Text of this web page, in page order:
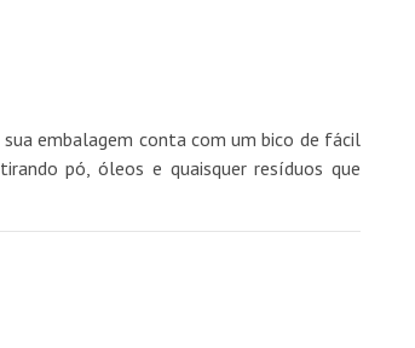
sua embalagem conta com um bico de fácil
pó, óleos e quaisquer resíduos que